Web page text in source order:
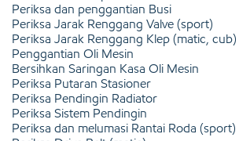
Periksa dan penggantian Busi
Periksa Jarak Renggang Valve (sport)
Periksa Jarak Renggang Klep (matic, cub)
Penggantian Oli Mesin
Bersihkan Saringan Kasa Oli Mesin
Periksa Putaran Stasioner
Periksa Pendingin Radiator
Periksa Sistem Pendingin
Periksa dan melumasi Rantai Roda (sport)